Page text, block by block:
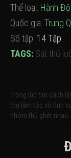
Thể loại: Hành
Quốc gia: Trung
Số tập: 14 Tập
TAGS: Sát thủ
Trong lúc tìm cách
thợ làm tóc vô tình
nhóm thù ghét nhau.